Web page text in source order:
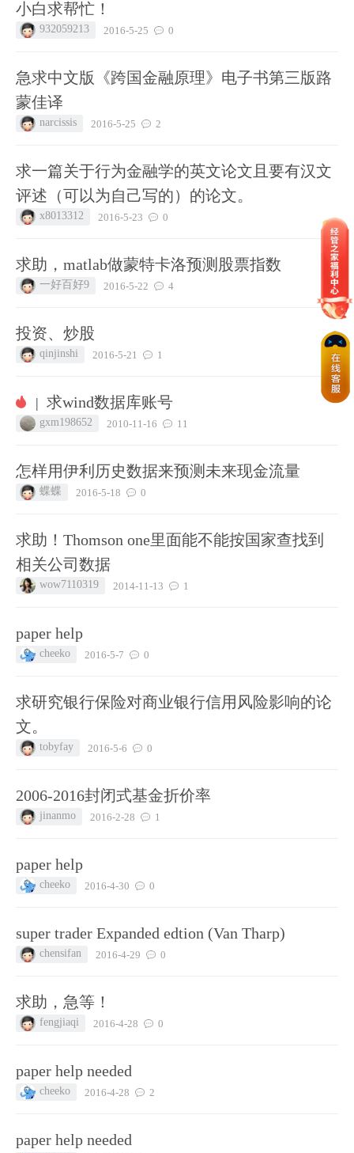
小白求帮忙！
932059213 2016-5-25 0
急求中文版《跨国金融原理》电子书第三版路
蒙佳译
narcissis 2016-5-25 2
求一篇关于行为金融学的英文论文且要有汉文
评述（可以为自己写的）的论文。
x8013312 2016-5-23 0
求助，matlab做蒙特卡洛预测股票指数
一好百好9 2016-5-22 4
投资、炒股
qinjinshi 2016-5-21 1
| 求wind数据库账号
gxm198652 2010-11-16 11
怎样用伊利历史数据来预测未来现金流量
蝶蝶 2016-5-18 0
求助！Thomson one里面能不能按国家查找到
相关公司数据
wow7110319 2014-11-13 1
paper help
cheeko 2016-5-7 0
求研究银行保险对商业银行信用风险影响的论
文。
tobyfay 2016-5-6 0
2006-2016封闭式基金折价率
jinanmo 2016-2-28 1
paper help
cheeko 2016-4-30 0
super trader Expanded edtion (Van Tharp)
chensifan 2016-4-29 0
求助，急等！
fengjiaqi 2016-4-28 0
paper help needed
cheeko 2016-4-28 2
paper help needed